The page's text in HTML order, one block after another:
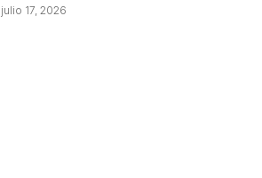
julio 17, 2026